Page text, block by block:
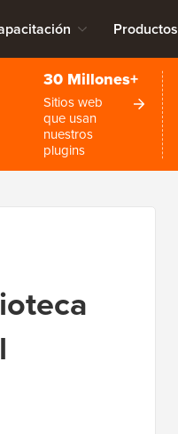
Productos
30 Millones+
Sitios web
que usan
nuestros
plugins